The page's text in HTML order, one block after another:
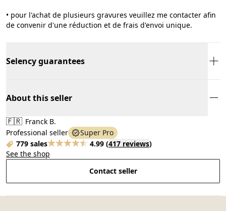
• pour l'achat de plusieurs gravures veuillez me contacter afin
de convenir d'une réduction et de frais d'envoi unique.
Selency guarantees
About this seller
🇫🇷 Franck B.
Professional seller
Super Pro
779 sales
4.99 (417 reviews)
See the shop
Contact seller